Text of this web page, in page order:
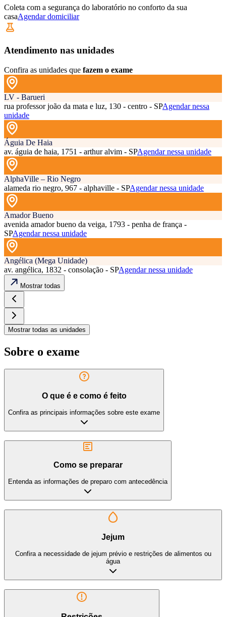
Coleta com a segurança do laboratório no conforto da sua
casaAgendar domiciliar
Atendimento nas unidades
Confira as unidades que fazem o exame
LV - Barueri
rua professor joão da mata e luz, 130 - centro - SPAgendar nessa
unidade
Águia De Haia
av. águia de haia, 1751 - arthur alvim - SPAgendar nessa unidade
AlphaVille – Rio Negro
alameda rio negro, 967 - alphaville - SPAgendar nessa unidade
Amador Bueno
avenida amador bueno da veiga, 1793 - penha de frança -
SPAgendar nessa unidade
Angélica (Mega Unidade)
av. angélica, 1832 - consolação - SPAgendar nessa unidade
Mostrar todas
Mostrar todas as unidades
Sobre o exame
O que é e como é feito
Confira as principais informações sobre este exame
Como se preparar
Entenda as informações de preparo com antecedência
Jejum
Confira a necessidade de jejum prévio e restrições de alimentos ou
água